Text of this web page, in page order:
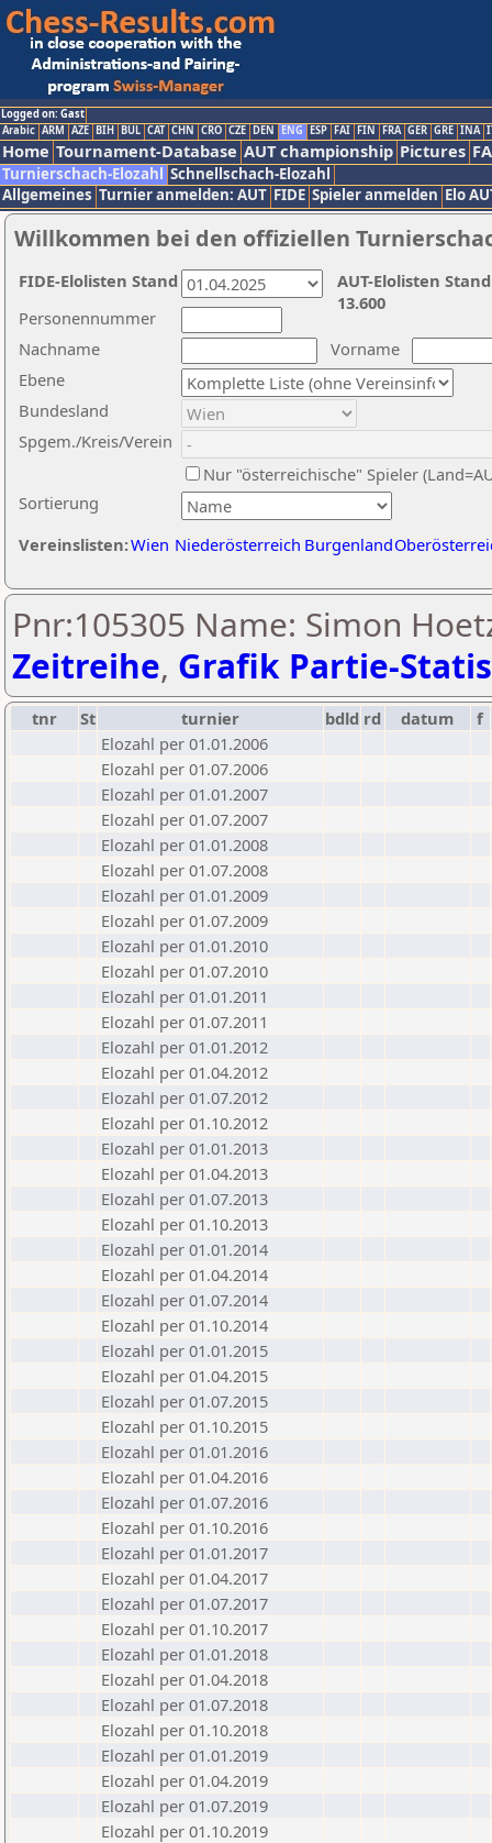
Logged on: Gast
Arabic ARM AZE BIH BUL CAT CHN CRO CZE DEN ENG ESP FAI FIN FRA GER GRE INA
Home Tournament-Database AUT championship Pictures
Turnierschach-Elozahl Schnellschach-Elozahl
Allgemeines Turnier anmelden: AUT FIDE Spieler anmelden Elo
Willkommen bei den offiziellen
Nachname
Vorname
Ebene
Sortierung
Personennummer
Bundesland
Spgem./Kreis/Verein
Nur "österreichische" Spieler
Vereinslisten:Wien Niederösterreich Burgenland
AUT-Elolisten
13.600
FIDE-Elolisten Stand
Pnr:105305 Name: Simon
Zeitreihe, Grafik Partie-
tnr St turnier bdld rd datum
f
Elozahl per 01.01.2006
Elozahl per 01.07.2006
Elozahl per 01.01.2007
Elozahl per 01.07.2007
Elozahl per 01.01.2008
Elozahl per 01.07.2008
Elozahl per 01.01.2009
Elozahl per 01.07.2009
Elozahl per 01.01.2010
Elozahl per 01.07.2010
Elozahl per 01.01.2011
Elozahl per 01.07.2011
Elozahl per 01.01.2012
Elozahl per 01.04.2012
Elozahl per 01.07.2012
Elozahl per 01.10.2012
Elozahl per 01.01.2013
Elozahl per 01.04.2013
Elozahl per 01.07.2013
Elozahl per 01.10.2013
Elozahl per 01.01.2014
Elozahl per 01.04.2014
Elozahl per 01.07.2014
Elozahl per 01.10.2014
Elozahl per 01.01.2015
Elozahl per 01.04.2015
Elozahl per 01.07.2015
Elozahl per 01.10.2015
Elozahl per 01.01.2016
Elozahl per 01.04.2016
Elozahl per 01.07.2016
Elozahl per 01.10.2016
Elozahl per 01.01.2017
Elozahl per 01.04.2017
Elozahl per 01.07.2017
Elozahl per 01.10.2017
Elozahl per 01.01.2018
Elozahl per 01.04.2018
Elozahl per 01.07.2018
Elozahl per 01.10.2018
Elozahl per 01.01.2019
Elozahl per 01.04.2019
Elozahl per 01.07.2019
Elozahl per 01.10.2019